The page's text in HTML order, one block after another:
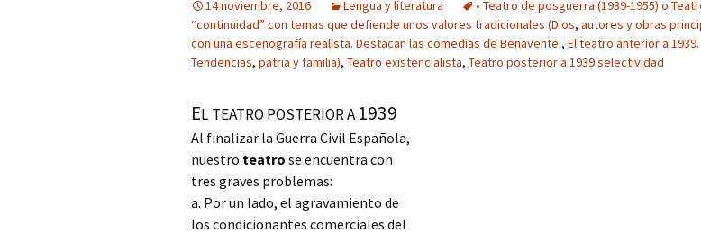
14 noviembre, 2016 Lengua y literatura
• Teatro de posguerra (1939-1955) o
“continuidad” con temas que defiende unos valores tradicionales (Dios, autores y obras
con una escenografía realista. Destacan las comedias de Benavente., El teatro anterior a 1939.
Tendencias, patria y familia), Teatro existencialista, Teatro posterior a 1939 selectividad
EL TEATRO POSTERIOR A1939
Al finalizar la Guerra Civil Española,
nuestro teatro se encuentra con
tres graves problemas:
a. Por un lado, el agravamiento de
los condicionantes comerciales del